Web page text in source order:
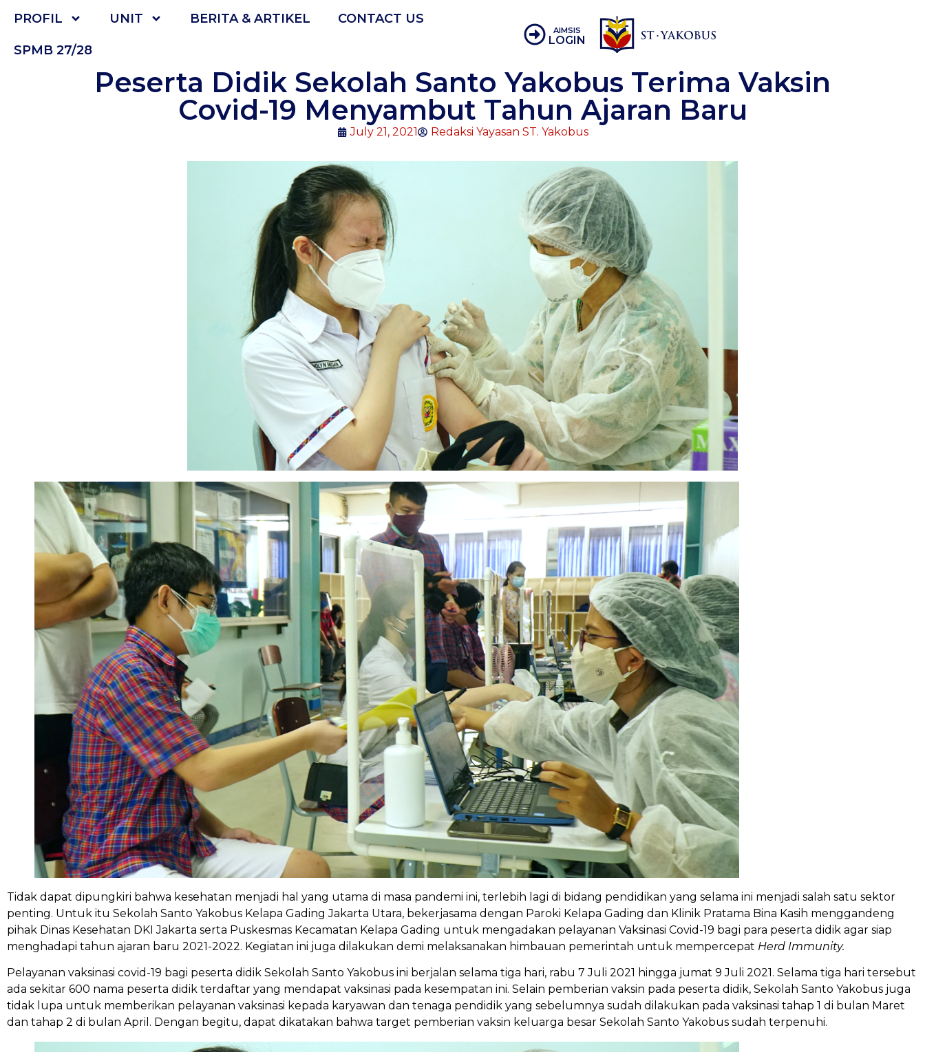
PROFIL UNIT BERITA & ARTIKEL CONTACT US
SPMB 27/28
AIMSIS
LOGIN
Peserta Didik Sekolah Santo Yakobus Terima Vaksin
Covid-19 Menyambut Tahun Ajaran Baru
July 21, 2021 Redaksi Yayasan ST. Yakobus
Tidak dapat dipungkiri bahwa kesehatan menjadi hal yang utama di masa pandemi ini, terlebih lagi di bidang pendidikan yang selama ini menjadi salah satu sektor
penting. Untuk itu Sekolah Santo Yakobus Kelapa Gading Jakarta Utara, bekerjasama dengan Paroki Kelapa Gading dan Klinik Pratama Bina Kasih menggandeng
pihak Dinas Kesehatan DKI Jakarta serta Puskesmas Kecamatan Kelapa Gading untuk mengadakan pelayanan Vaksinasi Covid-19 ba­­­­gi para peserta didik agar siap
menghadapi tahun ajaran baru 2021-2022. Kegiatan ini juga dilakukan demi melaksanakan himbauan pemerintah untuk mempercepat Herd Immunity.
Pelayanan vaksinasi covid-19 bagi peserta didik Sekolah Santo Yakobus ini berjalan selama tiga hari, rabu 7 Juli 2021 hingga jumat 9 Juli 2021. Selama tiga hari tersebut
ada sekitar 600 nama peserta didik terdaftar yang mendapat vaksinasi pada kesempatan ini. Selain pemberian vaksin pada peserta didik, Sekolah Santo Yakobus juga
tidak lupa untuk memberikan pelayanan vaksinasi kepada karyawan dan tenaga pendidik yang sebelumnya sudah dilakukan pada vaksinasi tahap 1 di bulan Maret
dan tahap 2 di bulan April. Dengan begitu, dapat dikatakan bahwa target pemberian vaksin keluarga besar Sekolah Santo Yakobus sudah terpenuhi.